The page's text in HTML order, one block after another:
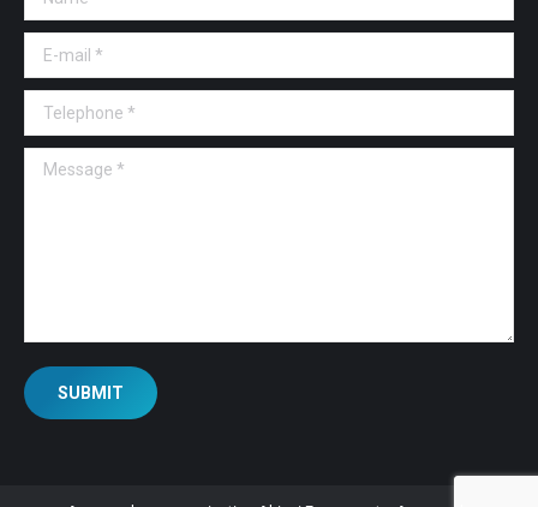
E-mail *
Telephone *
Message *
SUBMIT